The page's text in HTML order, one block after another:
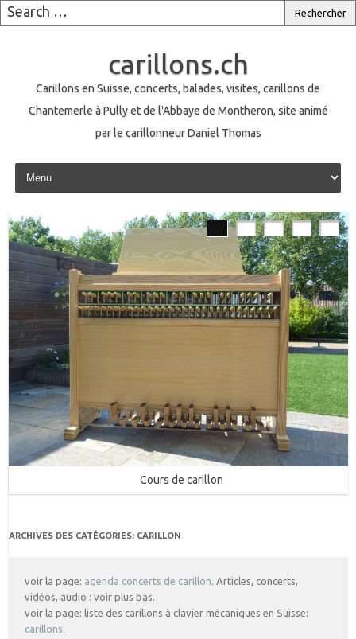
carillons.ch
Carillons en Suisse, concerts, balades, visites, carillons de
Chantemerle à Pully et de l'Abbaye de Montheron, site animé
par le carillonneur Daniel Thomas
Skip to content
Cours de carillon
ARCHIVES DES CATÉGORIES: CARILLON
voir la page: agenda concerts de carillon. Articles, concerts,
vidéos, audio : voir plus bas.
voir la page: liste des carillons à clavier mécaniques en Suisse:
carillons.